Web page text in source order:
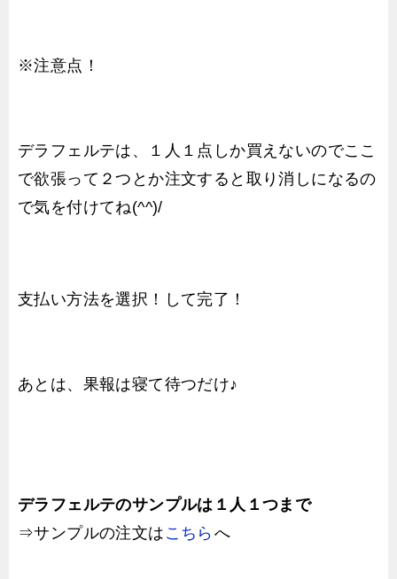
※注意点！
デラフェルテは、１人１点しか買えないのでここ
で欲張って２つとか注文すると取り消しになるの
で気を付けてね(^^)/
支払い方法を選択！して完了！
あとは、果報は寝て待つだけ♪
デラフェルテのサンプルは１人１つまで
⇒サンプルの注文は こちら へ